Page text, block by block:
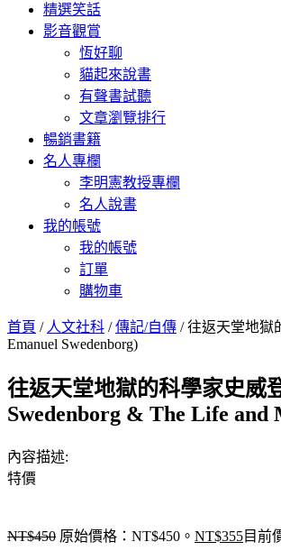
精選笑話
影音觀賞
恆好聊
貓起來說書
有聲書試聽
文章瀏覽排行
暢銷書籍
名人專欄
李明憲教授專欄
名人說書
我的帳號
我的帳號
訂單
購物車
首頁 / 人文社科 /傳記/自傳 / 往返天堂地獄
Emanuel Swedenborg)
往返天堂地獄的科學家史威
Swedenborg & The Life and
內容描述:
特價
NT$450 原始價格：NT$450。 NT$355目前